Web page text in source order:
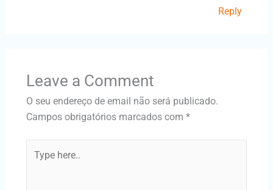
Reply
Leave a Comment
O seu endereço de email não será publicado.
Campos obrigatórios marcados com *
here..